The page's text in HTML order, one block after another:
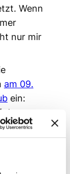
Wenn
nur mir
am 09.
ein:
die
zu